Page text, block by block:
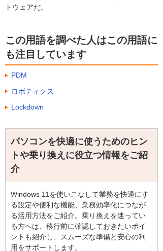
トウェアだ。
この用語を調べた人はこの用語に
も注目しています
PDM
ロボティクス
Lockdown
パソコンを快適に使うためのヒン
トや乗り換えに役立つ情報をご紹
介
Windows 11を使いこなして業務を快適にす
る設定や便利な機能、業務効率化につなが
る活用方法をご紹介。乗り換えを迷ってい
る方へは、移行前に確認しておきたいポイ
ントも紹介し、スムーズな準備と安心の利
用をサポートします。